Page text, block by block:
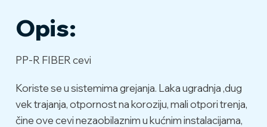
Opis:
PP-R FIBER cevi
Koriste se u sistemima grejanja. Laka ugradnja ,dug
vek trajanja, otpornost na koroziju, mali otpori trenja,
čine ove cevi nezaobilaznim u kućnim instalacijama,